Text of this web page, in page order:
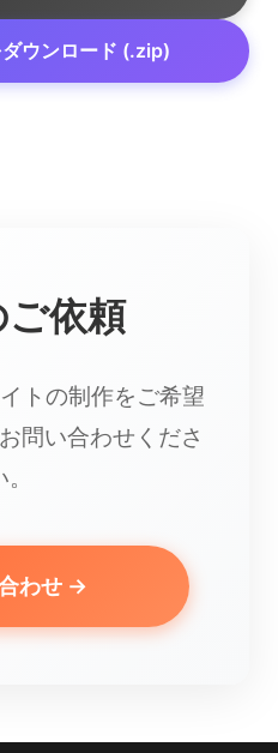
ウンロード (.zip)
依頼
トの制作をご希望
問い合わせくださ
わせ →